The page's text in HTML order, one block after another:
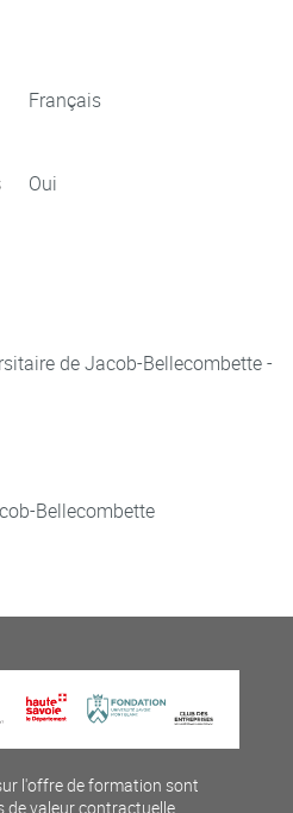
Français
Oui
de Jacob-Bellecombette -
Bellecombette
l'offre de formation sont
valeur contractuelle.